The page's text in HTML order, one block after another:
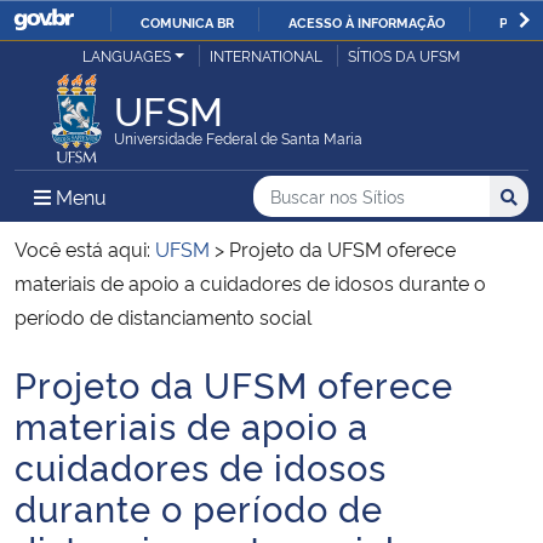
IR
COMUNICA BR ACESSO À INFORMAÇÃO
Ministério da Justiça e Segurança Pública
Ministério da Defesa
Ministério das Relações Exteriores
Ministério da Economia
Ministério da Infraestrutura
Ministério da Agricultura, Pecuária e Abastecimento
Ministério da Educação
LANGUAGES INTERNATIONAL SÍTIOS DA UFSM
UFSM
Universidade Federal de Santa Maria
Menu Menu Principal do Sítio
Busca
Buscar no nos Sítios
Busca:
Você está aqui: UFSM > Projeto da UFSM oferece
materiais de apoio a cuidadores de idosos durante o
período de distanciamento social
Início do conteúdo
Projeto da UFSM oferece
materiais de apoio a
cuidadores de idosos
durante o período de